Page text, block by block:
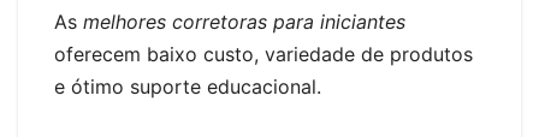
As melhores corretoras para iniciantes
oferecem baixo custo, variedade de produtos
e ótimo suporte educacional.